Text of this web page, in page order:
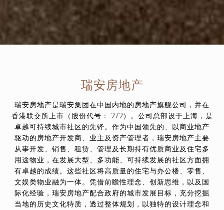
瑞安房地产
瑞安房地产是瑞安集团在中国内地的房地产旗舰公司，并在
香港联交所上市（股份代号： 272）。公司总部设于上海，是
卓越可持续城市社区的先锋。作为中国领先的、以商业地产
驱动的房地产开发商、业主及资产管理者，瑞安房地产主要
从事开发、销售、租赁、管理及长期持有优质商业及住宅多
用途物业，在发展大型、多功能、可持续发展的社区方面拥
有卓越的成绩。这些社区将高质量的住宅与办公楼、零售、
文娱类物业融为一体。凭借前瞻性理念、创新思维，以及国
际化经验，瑞安房地产配合政府的城市发展目标，充分挖掘
当地的历史文化特质，透过整体规划，以独特的设计理念和